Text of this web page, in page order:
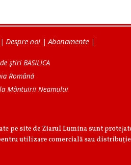
Despre noi |Abonamente |
ştiri BASILICA
Română
Mântuirii Neamului
pe site de Ziarul Lumina sunt
utilizare comercială sau